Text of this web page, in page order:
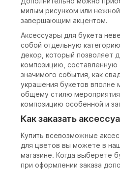
милым рисунком или
завершающим акцентом.
Аксессуары для букета
собой отдельную
декор, который позволяет
композицию, составленную
значимого события, как
украшения букетов вполне
общему стилю
композицию особенной и
Как заказать
Купить всевозможные
для цветов вы можете в
магазине. Когда выберете
при оформлении заказа